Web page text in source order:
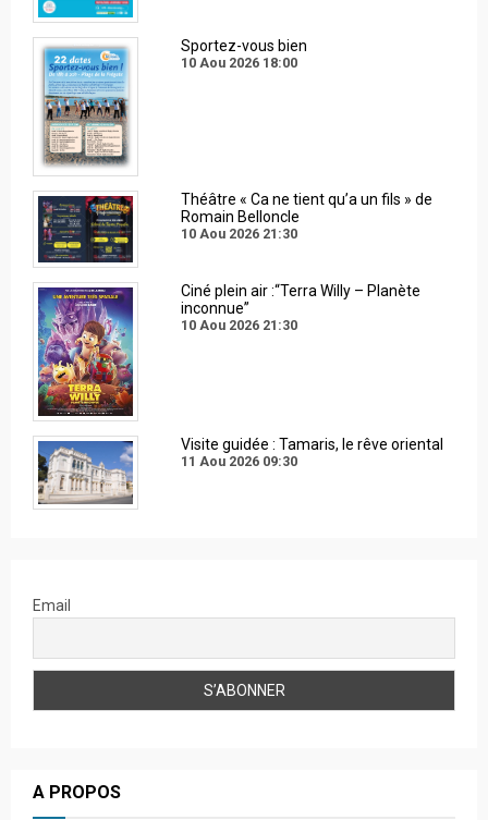
Sportez-vous bien
10 Aou 2026 18:00
Théâtre « Ca ne tient qu’a un fils » de
Romain Belloncle
10 Aou 2026 21:30
Ciné plein air :“Terra Willy – Planète
inconnue”
10 Aou 2026 21:30
Visite guidée : Tamaris, le rêve oriental
11 Aou 2026 09:30
Email
A PROPOS